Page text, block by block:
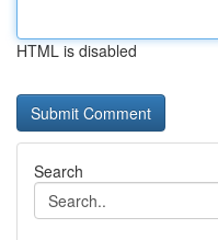
HTML is disabled
Search